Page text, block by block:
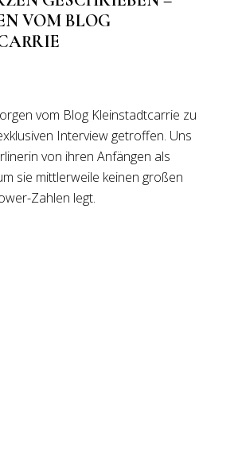
VOM BLOG
vom Blog Kleinstadtcarrie zu
Interview getroffen. Uns
von ihren Anfängen als
sie mittlerweile keinen großen
Zahlen legt.